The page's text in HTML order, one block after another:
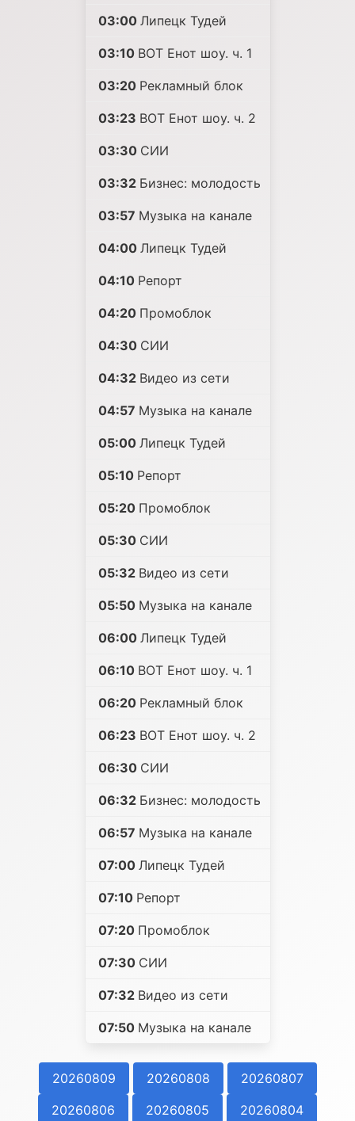
03:00 Липецк Тудей
03:10 ВОТ Енот шоу. ч. 1
03:20 Рекламный блок
03:23 ВОТ Енот шоу. ч. 2
03:30 СИИ
03:32 Бизнес: молодость
03:57 Музыка на канале
04:00 Липецк Тудей
04:10 Репорт
04:20 Промоблок
04:30 СИИ
04:32 Видео из сети
04:57 Музыка на канале
05:00 Липецк Тудей
05:10 Репорт
05:20 Промоблок
05:30 СИИ
05:32 Видео из сети
05:50 Музыка на канале
06:00 Липецк Тудей
06:10 ВОТ Енот шоу. ч. 1
06:20 Рекламный блок
06:23 ВОТ Енот шоу. ч. 2
06:30 СИИ
06:32 Бизнес: молодость
06:57 Музыка на канале
07:00 Липецк Тудей
07:10 Репорт
07:20 Промоблок
07:30 СИИ
07:32 Видео из сети
07:50 Музыка на канале
20260809 20260808
20260807
20260806
20260805 20260804